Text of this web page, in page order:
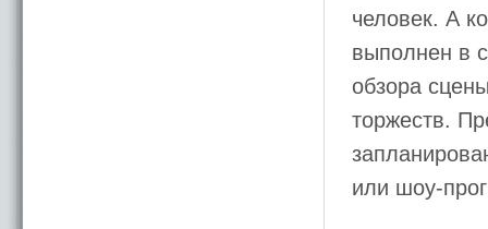
человек. А
выполнен в
обзора
торжеств.
или шоу-